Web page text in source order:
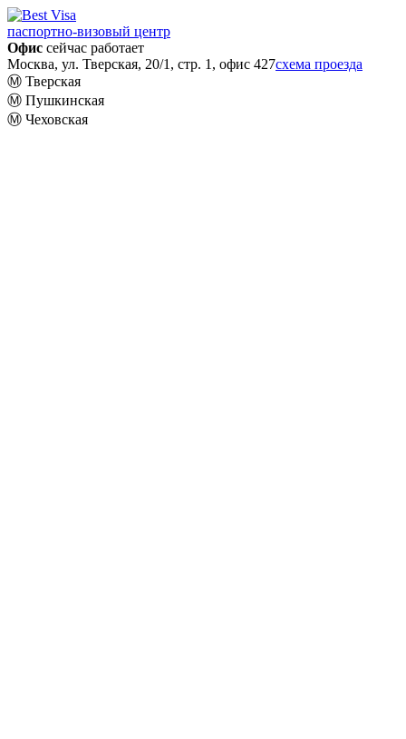
паспортно-визовый центр
Офис сейчас работает
Москва, ул. Тверская, 20/1, стр. 1, офис 427схема проезда
Ⓜ️ Тверская
Ⓜ️ Пушкинская
Ⓜ️ Чеховская